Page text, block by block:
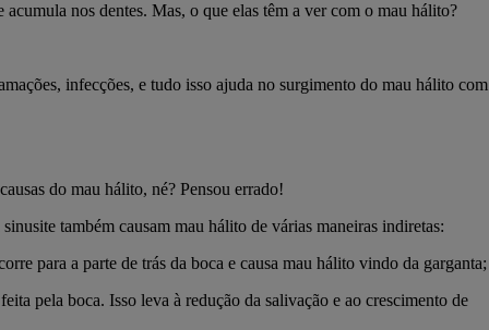
acumula nos dentes. Mas, o que elas têm a ver com o mau hálito?
infecções, e tudo isso ajuda no surgimento do mau hálito com
do mau hálito, né? Pensou errado!
também causam mau hálito de várias maneiras indiretas:
para a parte de trás da boca e causa mau hálito vindo da garganta;
pela boca. Isso leva à redução da salivação e ao crescimento de